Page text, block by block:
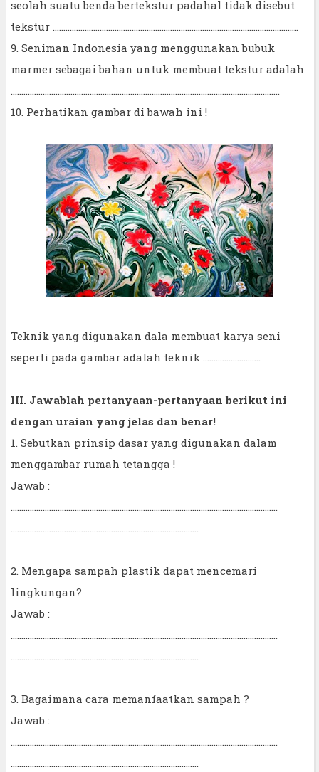
seolah suatu benda bertekstur padahal tidak disebut
tekstur …………………………………………………………………………………………………….
9. Seniman Indonesia yang menggunakan bubuk
marmer sebagai bahan untuk membuat tekstur adalah
10. Perhatikan gambar di bawah ini !
Teknik yang digunakan dala membuat karya seni
seperti pada gambar adalah teknik ...........................
III. Jawablah pertanyaan-pertanyaan berikut ini
dengan uraian yang jelas dan benar!
1. Sebutkan prinsip dasar yang digunakan dalam
menggambar rumah tetangga !
Jawab :
2. Mengapa sampah plastik dapat mencemari
lingkungan?
Jawab :
3. Bagaimana cara memanfaatkan sampah ?
Jawab :